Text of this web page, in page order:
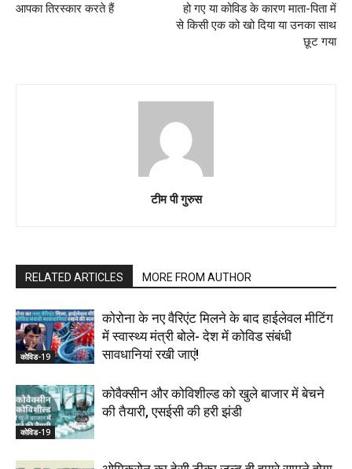
आपका तिरस्कार करते हैं
हो गए या कोविड के कारण माता-पिता में
से किसी एक को खो दिया या उनका साथ
छूट गया
टीम पी गुरुस
RELATED ARTICLES MORE FROM AUTHOR
कोविड-19
कोरोना के नए वैरिएंट मिलने के बाद हाईलेवल मीटिंग
में स्वास्थ्य मंत्री बोले- देश में कोविड संबंधी
सावधानियां रखी जाएं!
कोविड-19
कोवैक्सीन और कोविशील्ड को खुले बाजार में बेचने
की तैयारी, एसईसी की हरी झंडी